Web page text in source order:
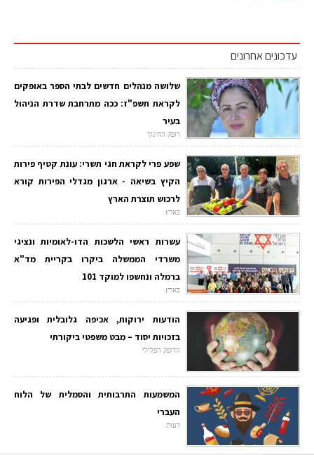
עדכונים אחרונים
שלושה מנהלים חדשים לבתי הספר באופקים
לקראת תשפ"ז: ככה מתרחבת שדרת הניהול
בעיר
דופק החינוך
שפע פרי לקראת חגי תשרי: עונת קטיף פירות
הקיץ בשיאה - ארגון מגדלי הפירות קורא
לרכוש תוצרת הארץ
בארץ
עשרות ראשי הלשכות הדו-לאומיות ונציגי
משרדי הממשלה ביקרו בקריית מד"א
ברמלה ונחשפו למוקד 101
בארץ
הודעות ירוקות, אכיפה גלובלית ופגיעה
בזכויות יסוד – מבט משפטי ביקורתי
הדופק הפלילי
המשמעות התרבותית והסמלית של הלוח
העברי
דעות